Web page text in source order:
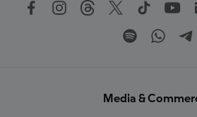
Media &